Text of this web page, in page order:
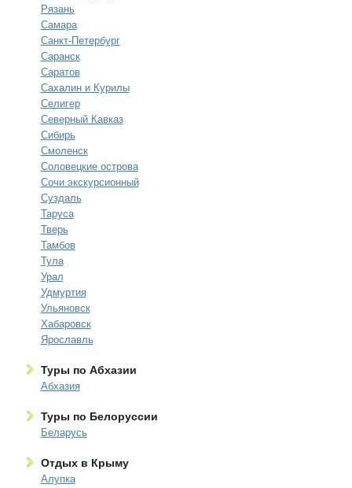
Рязань
Самара
Санкт-Петербург
Саранск
Саратов
Сахалин и Курилы
Селигер
Северный Кавказ
Сибирь
Смоленск
Соловецкие острова
Сочи экскурсионный
Суздаль
Таруса
Тверь
Тамбов
Тула
Урал
Удмуртия
Ульяновск
Хабаровск
Ярославль
Туры по Абхазии
Абхазия
Туры по Белоруссии
Беларусь
Отдых в Крыму
Алупка